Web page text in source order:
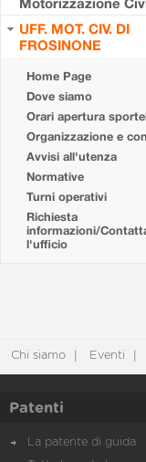
UFF. MOT. CIV. DI
FROSINONE
Home Page
Dove siamo
Orari apertura
Organizzazione e
Avvisi all'utenza
Normative
Turni operativi
Richiesta
informazioni/
l'ufficio
Chi siamo Eventi
Patenti
La patente di guida